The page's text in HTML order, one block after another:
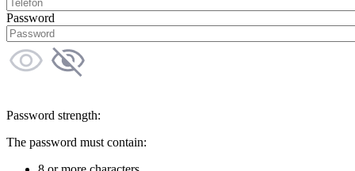
Password
Password strength:
The password must contain: